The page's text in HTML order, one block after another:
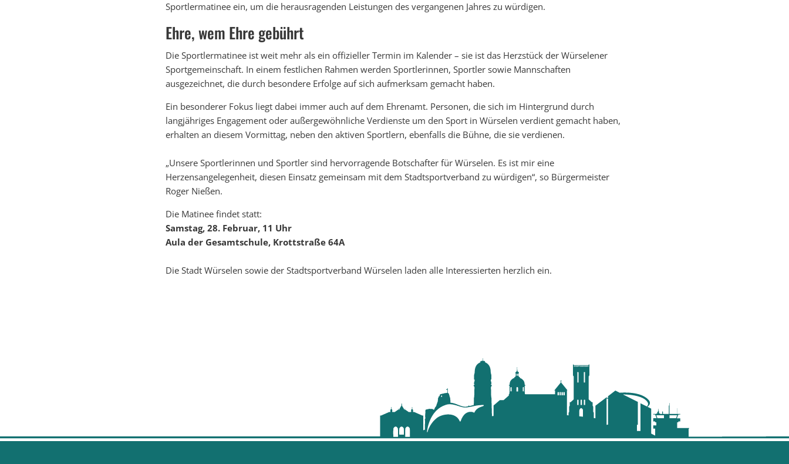
Sportlermatinee ein, um die herausragenden Leistungen des vergangenen Jahres zu würdigen.
Ehre, wem Ehre gebührt
Die Sportlermatinee ist weit mehr als ein offizieller Termin im Kalender – sie ist das Herzstück der Würselener
Sportgemeinschaft. In einem festlichen Rahmen werden Sportlerinnen, Sportler sowie Mannschaften
ausgezeichnet, die durch besondere Erfolge auf sich aufmerksam gemacht haben.
Ein besonderer Fokus liegt dabei immer auch auf dem Ehrenamt. Personen, die sich im Hintergrund durch
langjähriges Engagement oder außergewöhnliche Verdienste um den Sport in Würselen verdient gemacht haben,
erhalten an diesem Vormittag, neben den aktiven Sportlern, ebenfalls die Bühne, die sie verdienen.
„Unsere Sportlerinnen und Sportler sind hervorragende Botschafter für Würselen. Es ist mir eine
Herzensangelegenheit, diesen Einsatz gemeinsam mit dem Stadtsportverband zu würdigen“, so Bürgermeister
Roger Nießen.
Die Matinee findet statt:
Samstag, 28. Februar, 11 Uhr
Aula der Gesamtschule, Krottstraße 64A
Die Stadt Würselen sowie der Stadtsportverband Würselen laden alle Interessierten herzlich ein.